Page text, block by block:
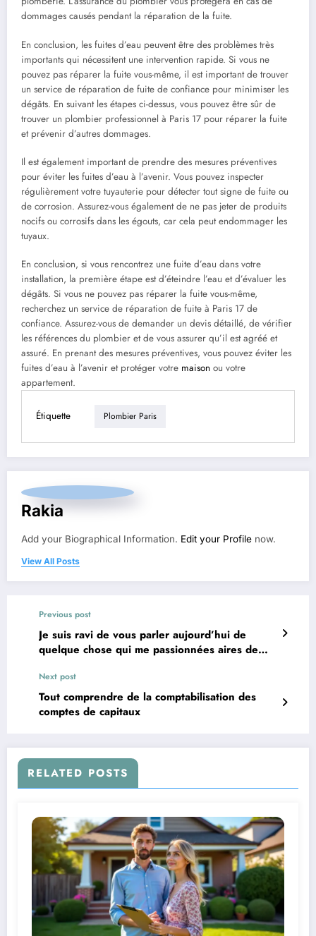
dommages causés pendant la réparation de la fuite.
En conclusion, les fuites d’eau peuvent être des problèmes très
importants qui nécessitent une intervention rapide. Si vous ne
pouvez pas réparer la fuite vous-même, il est important de trouver
un service de réparation de fuite de confiance pour minimiser les
dégâts. En suivant les étapes ci-dessus, vous pouvez être sûr de
trouver un plombier professionnel à Paris 17 pour réparer la fuite
et prévenir d’autres dommages.
Il est également important de prendre des mesures préventives
pour éviter les fuites d’eau à l’avenir. Vous pouvez inspecter
régulièrement votre tuyauterie pour détecter tout signe de fuite ou
de corrosion. Assurez-vous également de ne pas jeter de produits
nocifs ou corrosifs dans les égouts, car cela peut endommager les
tuyaux.
En conclusion, si vous rencontrez une fuite d’eau dans votre
installation, la première étape est d’éteindre l’eau et d’évaluer les
dégâts. Si vous ne pouvez pas réparer la fuite vous-même,
recherchez un service de réparation de fuite à Paris 17 de
confiance. Assurez-vous de demander un devis détaillé, de vérifier
les références du plombier et de vous assurer qu’il est agréé et
assuré. En prenant des mesures préventives, vous pouvez éviter les
fuites d’eau à l’avenir et protéger votre maison ou votre
appartement.
Étiquette Plombier Paris
Rakia
Add your Biographical Information. Edit your Profile now.
View All Posts
Previous post
Je suis ravi de vous parler aujourd’hui de
quelque chose qui me passionnées aires de
Next post
Tout comprendre de la comptabilisation des
comptes de capitaux
RELATED POSTS